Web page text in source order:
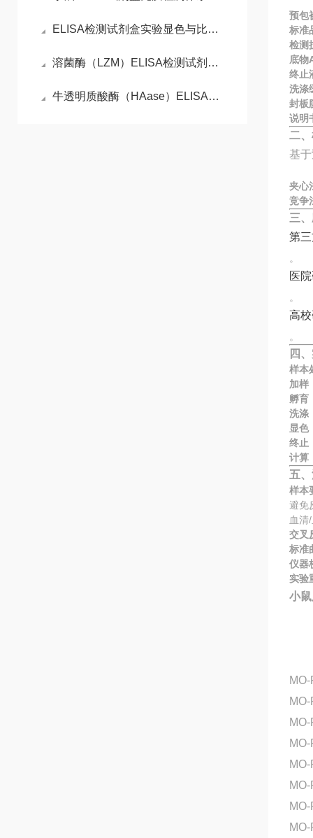
ELISA检测试剂盒实验显色与比色分析
溶菌酶（LZM）ELISA检测试剂盒的工作原理
牛透明质酸酶（HAase）ELISA检测试剂盒
预包
标准
检测
底物
终止
洗涤
封板
说明
二
基于
夹心
竞争
三
第
。
医
。
高
。
四
样本
加样
孵育
洗涤
显色
终止
计算
五
样本
避免
血清
交叉
标准
仪器
实验
小